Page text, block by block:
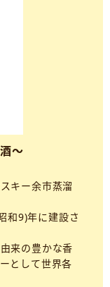
～
キー余市蒸溜
和9)年に建設さ
来の豊かな香
として世界各